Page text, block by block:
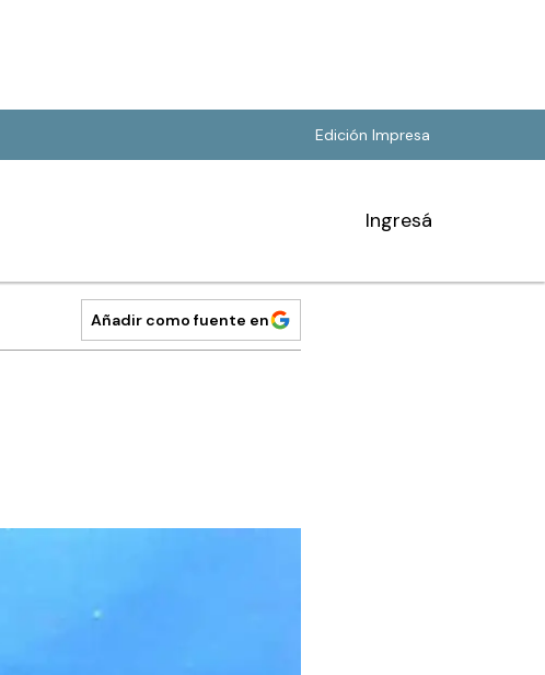
Edición Impresa
Ingresá
Añadir como fuente en